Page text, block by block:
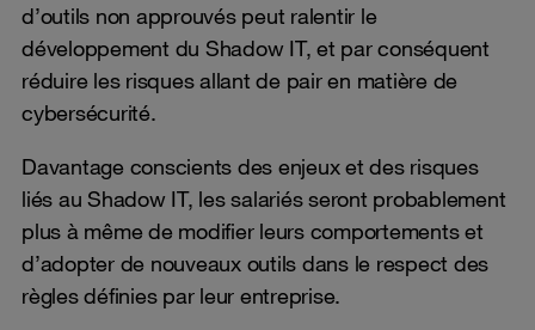
d’outils non approuvés peut ralentir le
développement du Shadow IT, et par conséquent
réduire les risques allant de pair en matière de
cybersécurité.
Davantage conscients des enjeux et des risques
liés au Shadow IT, les salariés seront probablement
plus à même de modifier leurs comportements et
d’adopter de nouveaux outils dans le respect des
règles définies par leur entreprise.